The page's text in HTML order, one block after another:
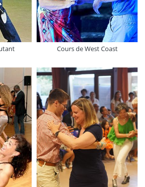
Cours de West Coast